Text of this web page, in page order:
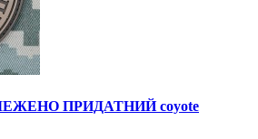
ПРИДАТНИЙ coyote